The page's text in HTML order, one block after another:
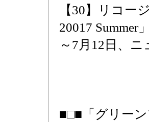
【30】リコー
20017 Summer
～7月12日、
■□■「グリー